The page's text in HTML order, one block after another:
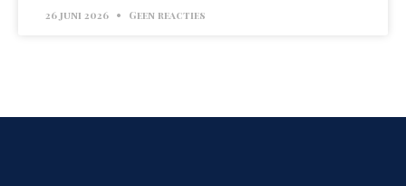
26 juni 2026 Geen reacties